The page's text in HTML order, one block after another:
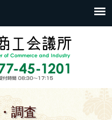
調査